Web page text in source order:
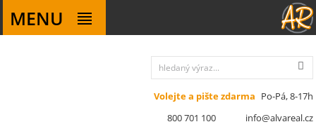
MENU
Volejte a pište zdarma Po-Pá, 8-17h
800 701 100
info@alvareal.cz